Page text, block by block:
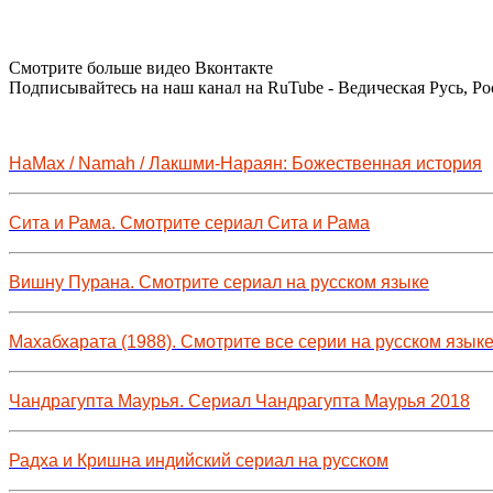
Смотрите больше видео Вконтакте
Подписывайтесь на наш канал на RuTube - Ведическая Русь,
НаМах / Namah / Лакшми-Нараян: Божественная история
Сита и Рама. Смотрите сериал Сита и Рама
Вишну Пурана. Смотрите сериал на русском языке
Махабхарата (1988). Смотрите все серии на русском языке
Чандрагупта Маурья. Сериал Чандрагупта Маурья 2018
Радха и Кришна индийский сериал на русском